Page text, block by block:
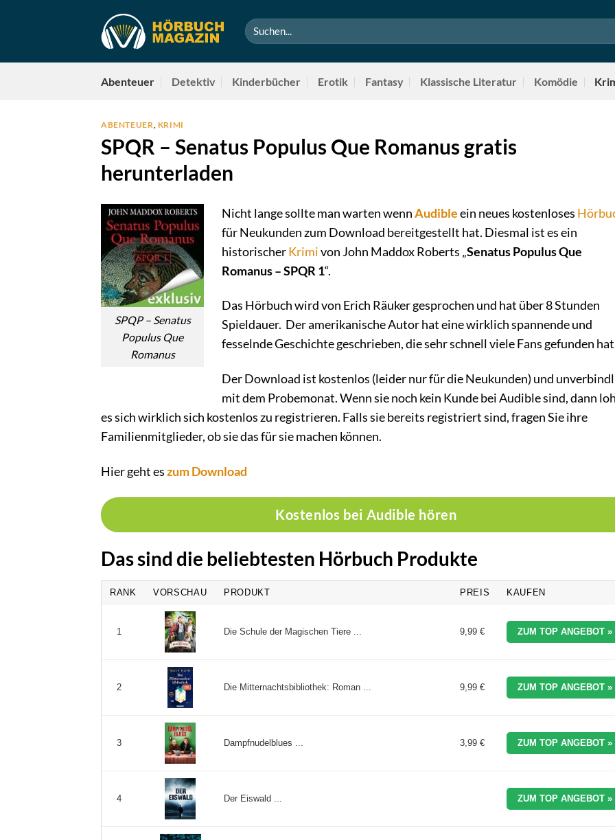
Abenteuer Detektiv Kinderbücher Erotik Fantasy Klassische Literatur Komödie
ABENTEUER, KRIMI
SPQR – Senatus Populus Que Romanus gratis
herunterladen
SPQP – Senatus
Populus Que
Romanus
Nicht lange sollte man warten wennAudibleein neues kostenloses
für Neukunden zum Download bereitgestellt hat. Diesmal ist es ein
historischerKrimivon John Maddox Roberts „Senatus Populus Que
Romanus – SPQR 1“.
Das Hörbuch wird von Erich Räuker gesprochen und hat über 8 Stunden
Spieldauer. Der amerikanische Autor hat eine wirklich spannende und
fesselnde Geschichte geschrieben, die sehr schnell viele Fans gefunden
Der Download ist kostenlos (leider nur für die Neukunden) und
mit dem Probemonat. Wenn sie noch kein Kunde bei Audible sind, dann
es sich wirklich sich kostenlos zu registrieren. Falls sie bereits registriert sind, fragen Sie ihre
Familienmitglieder, ob sie das für sie machen können.
Hier geht eszum Download
Kostenlos bei Audible hören
Das sind die beliebtesten Hörbuch Produkte
RANK VORSCHAU PRODUKT PREIS KAUFEN
1 Die Schule der Magischen Tiere ... 9,99 € ZUM TOP ANGEBOT »
2 Die Mitternachtsbibliothek: Roman ... 9,99 € ZUM TOP ANGEBOT »
3 Dampfnudelblues ... 3,99 € ZUM TOP ANGEBOT »
4 Der Eiswald ... ZUM TOP ANGEBOT »